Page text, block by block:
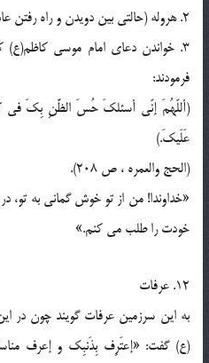
2. هروله (حالتی بین دویدن و راه رفتن عادی.)
3. خواندن دعای امام موسی
فرمودند:
(أللّهُمَ إنّی أسئلکَ حُسَ الظَّنِ بِکَ فی
عَلَیکَ.)
(الحج والعمره ، ص 208).
«خداوندا! من از تو خوش گمانی به
خودت را طلب می کنم.»
12. عرفات
به این سرزمین عرفات گویند چون در
(ع) گفت: «إعتَرِف بِذَنبِک و إعرف